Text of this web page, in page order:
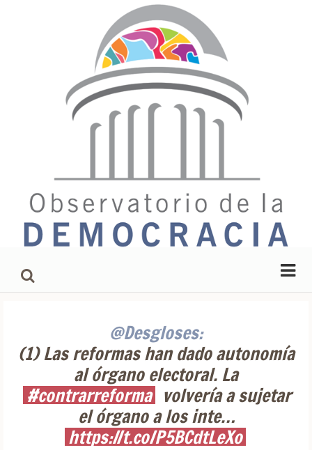
@Desgloses:
(1) Las reformas han dado autonomía
al órgano electoral. La
#contrarreforma volvería a sujetar
el órgano a los inte…
https://t.co/P5BCdtLeXo